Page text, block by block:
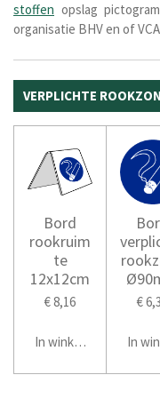
stoffen opslag
organisatie BHV en of VCA
VERPLICHTE
Bord
rookruim
te
12x12cm
€ 8,16
In winkelwagen
€
In